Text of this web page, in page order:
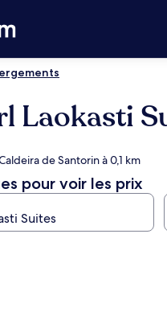
Laokasti
de Santorin à 0,1 km
pour voir les prix